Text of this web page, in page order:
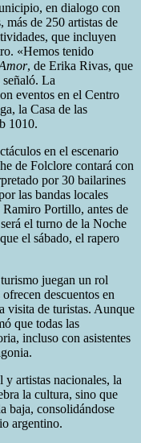
en dialogo con
más de 250 artistas de
que incluyen
«Hemos tenido
, de Erika Rivas, que
señaló. La
eventos en el Centro
la Casa de las
1010.
en el escenario
de Folclore contará con
por 30 bailarines
las bandas locales
Portillo, antes de
el turno de la Noche
el sábado, el rapero
juegan un rol
descuentos en
visita de turistas. Aunque
que todas las
incluso con asistentes
artistas nacionales, la
la cultura, sino que
baja, consolidándose
argentino.